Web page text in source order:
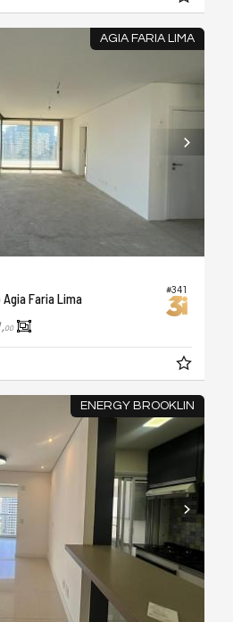
AGIA FARIA LIMA
#341
Faria Lima
00
ENERGY BROOKLIN